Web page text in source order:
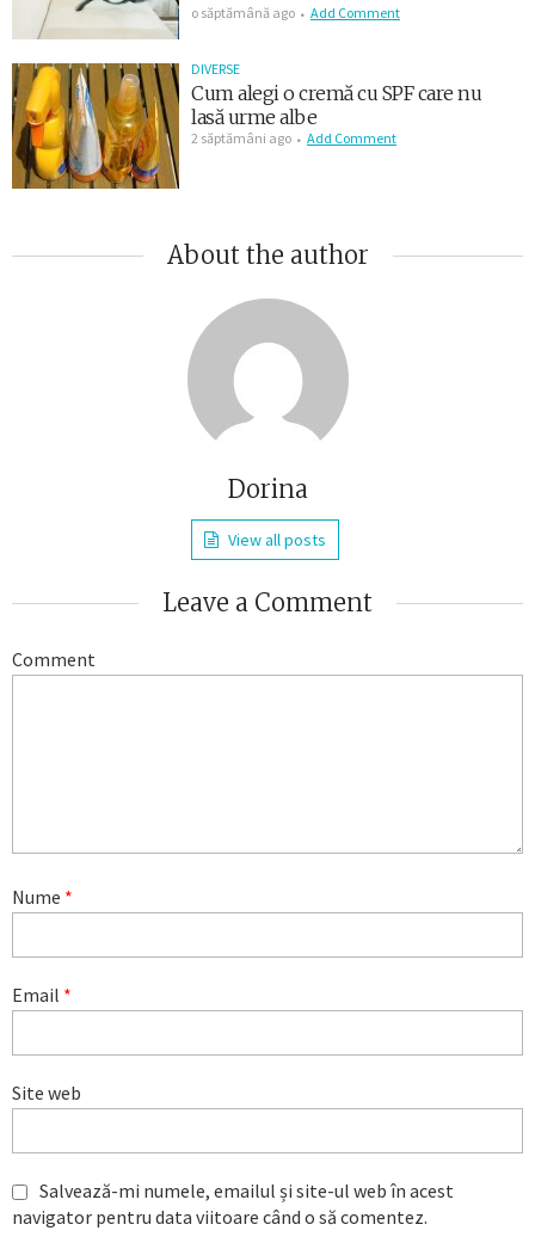
o săptămână ago Add Comment
DIVERSE
Cum alegi o cremă cu SPF care nu
lasă urme albe
2 săptămâni ago Add Comment
About the author
Dorina
View all posts
Leave a Comment
Comment
Nume *
Email *
Site web
Salvează-mi numele, emailul și site-ul web în acest
navigator pentru data viitoare când o să comentez.